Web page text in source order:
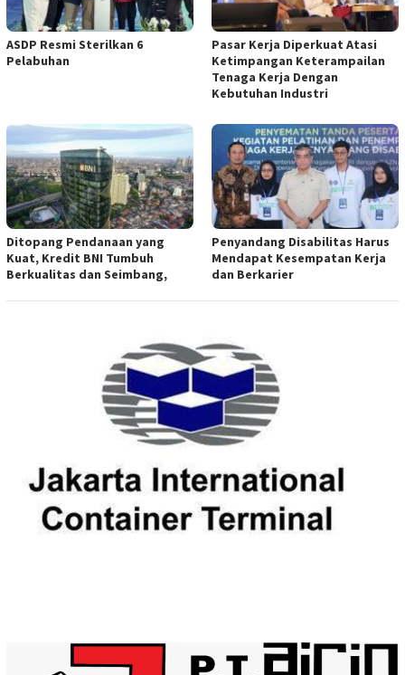
ASDP Resmi Sterilkan 6
Pelabuhan
Pasar Kerja Diperkuat Atasi
Ketimpangan Keterampailan
Tenaga Kerja Dengan
Kebutuhan Industri
Ditopang Pendanaan yang
Kuat, Kredit BNI Tumbuh
Berkualitas dan Seimbang,
Penyandang Disabilitas Harus
Mendapat Kesempatan Kerja
dan Berkarier